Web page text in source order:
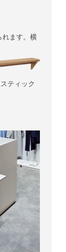
れます。横
ティック